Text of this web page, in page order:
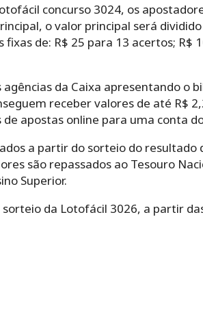
concurso 3024, os
o valor principal será
de: R$ 25 para 13 acertos; R$
da Caixa apresentando o
receber valores de até R$
apostas online para uma conta
a partir do sorteio do resultado
são repassados ao Tesouro
Superior.
da Lotofácil 3026, a partir